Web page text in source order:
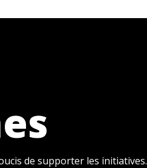
de supporter les initiatives.